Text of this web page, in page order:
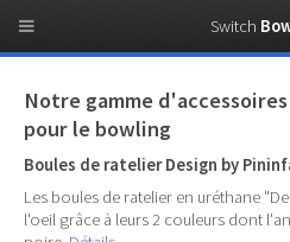
Notre gamme
pour le bowling
Boules de ratelier Design by
Les boules de ratelier en uréthane
l'oeil grâce à leurs 2 couleurs dont
Switch